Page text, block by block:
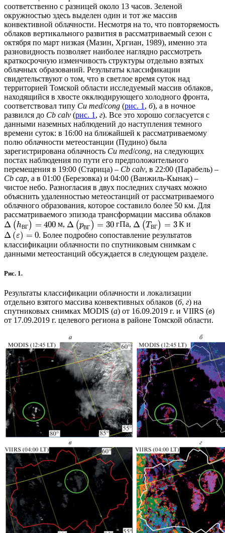
соответственно с разницей около 13 часов. Зеленой
окружностью здесь выделен один и тот же массив
конвективной облачности. Несмотря на то, что повторяемость
облаков вертикального развития в рассматриваемый сезон с
октября по март низкая (Мазин, Хргиан, 1989), именно эта
разновидность позволяет наиболее наглядно рассмотреть
краткосрочную изменчивость структуры отдельно взятых
облачных образований. Результаты классификации
свидетельствуют о том, что в светлое время суток над
территорией Томской области исследуемый массив облаков,
находящийся в хвосте окклюдирующего холодного фронта,
соответствовал типу Cu med/cong (рис. 1 , б), а в ночное
развился до Cb calv (рис. 1 , г). Все это хорошо согласуется с
данными наземных наблюдений до наступления темного
времени суток: в 16:00 на ближайшей к рассматриваемому
полю облачности метеостанции (Пудино) была
зарегистрирована облачность Cu med/cong, на следующих
постах наблюдения по пути его предположительного
перемещения в 19:00 (Старица) – Cb calv, в 22:00 (Парабель) –
Cb cap, а в 01:00 (Березовка) и 04:00 (Ванжиль-Кынак) –
чистое небо. Разногласия в двух последних случаях можно
объяснить удаленностью метеостанций от рассматриваемого
облачного образования, которое составило более 50 км. Для
рассматриваемого эпизода трансформации массива облаков
Δ (hВГ ) = 400м, Δ (pВГ ) = 30 гПа, Δ (TВГ ) = 3К и
Δ (ε) = 0. Более подробно сопоставление результатов
классификации облачности по спутниковым снимкам c
данными метеостанций обсуждается в следующем разделе.
Рис. 1.
Результаты классификации облачности и локализации
отдельно взятого массива конвективных облаков (б, г) на
спутниковых снимках MODIS (а) от 16.09.2019 г. и VIIRS (в)
от 17.09.2019 г. целевого региона в районе Томской области.